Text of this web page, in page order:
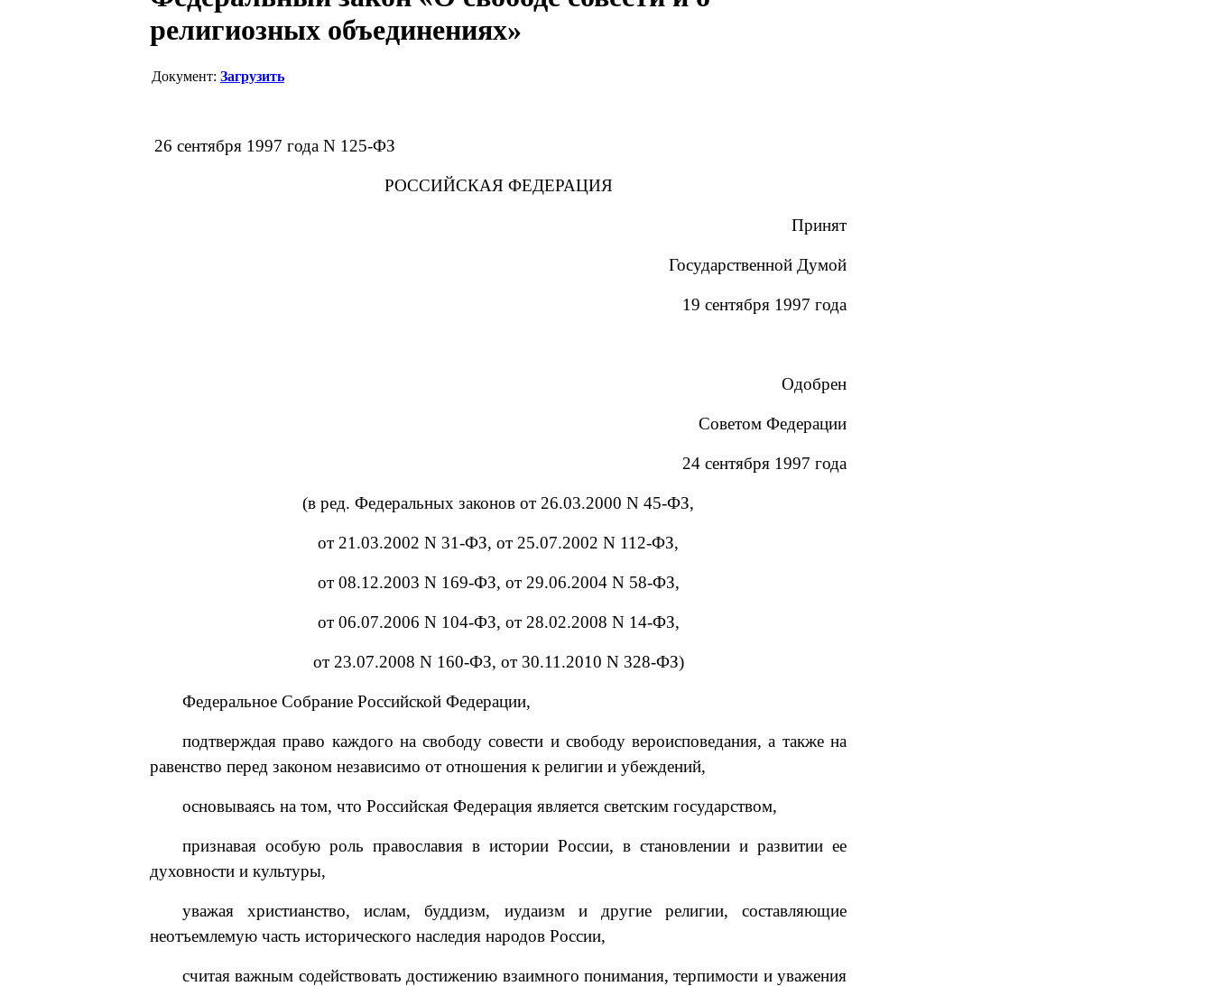
религиозных объединениях»
Документ: Загрузить
26 сентября 1997 года N 125-ФЗ
РОССИЙСКАЯ ФЕДЕРАЦИЯ
Принят
Государственной Думой
19 сентября 1997 года
Одобрен
Советом Федерации
24 сентября 1997 года
(в ред. Федеральных законов от 26.03.2000 N 45-ФЗ,
от 21.03.2002 N 31-ФЗ, от 25.07.2002 N 112-ФЗ,
от 08.12.2003 N 169-ФЗ, от 29.06.2004 N 58-ФЗ,
от 06.07.2006 N 104-ФЗ, от 28.02.2008 N 14-ФЗ,
от 23.07.2008 N 160-ФЗ, от 30.11.2010 N 328-ФЗ)
Федеральное Собрание Российской Федерации,
подтверждая право каждого на свободу совести и свободу вероисповедания, а также на
равенство перед законом независимо от отношения к религии и убеждений,
основываясь на том, что Российская Федерация является светским государством,
признавая особую роль православия в истории России, в становлении и развитии ее
духовности и культуры,
уважая христианство, ислам, буддизм, иудаизм и другие религии, составляющие
неотъемлемую часть исторического наследия народов России,
считая важным содействовать достижению взаимного понимания, терпимости и уважения